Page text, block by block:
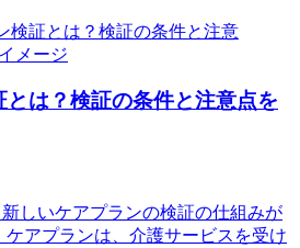
とは？検証の条件と注意点を
新しいケアプランの検証の仕組みが
ケアプランは、介護サービスを受け